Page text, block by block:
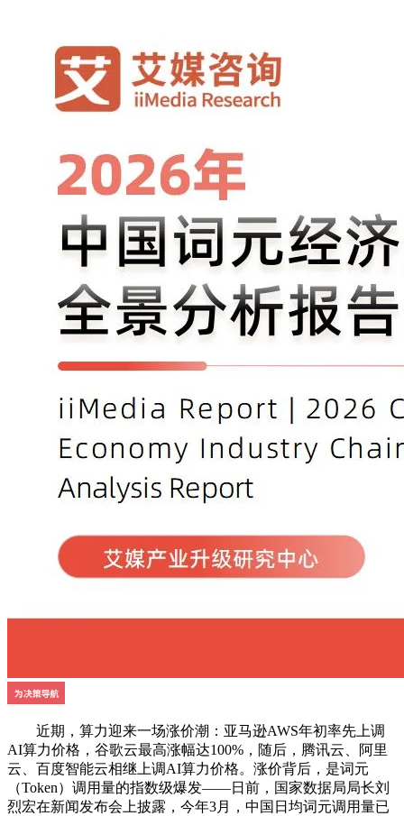
近期，算力迎来一场涨价潮：亚马逊AWS年初率先上调
AI算力价格，谷歌云最高涨幅达100%，随后，腾讯云、阿里
云、百度智能云相继上调AI算力价格。涨价背后，是词元
（Token）调用量的指数级爆发——日前，国家数据局局长刘
烈宏在新闻发布会上披露，今年3月，中国日均词元调用量已